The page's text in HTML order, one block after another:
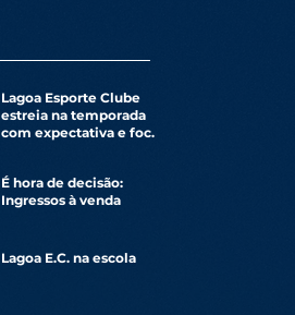
Lagoa Esporte Clube
estreia na temporada
com expectativa e foco
É hora de decisão:
Ingressos à venda
Lagoa E.C. na escola